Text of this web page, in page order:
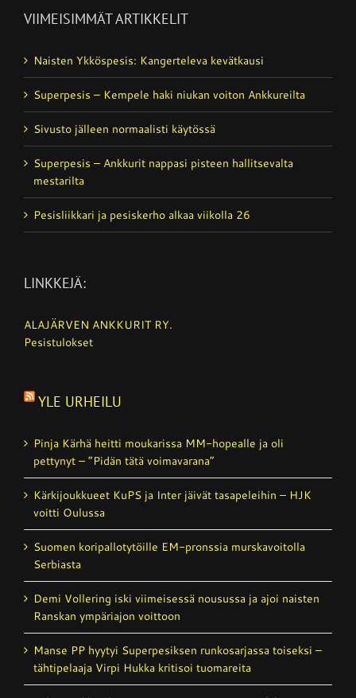
VIIMEISIMMÄT ARTIKKELIT
Naisten Ykköspesis: Kangerteleva kevätkausi
Superpesis – Kempele haki niukan voiton Ankkureilta
Sivusto jälleen normaalisti käytössä
Superpesis – Ankkurit nappasi pisteen hallitsevalta
mestarilta
Pesisliikkari ja pesiskerho alkaa viikolla 26
LINKKEJÄ:
ALAJÄRVEN ANKKURIT RY.
Pesistulokset
YLE URHEILU
Pinja Kärhä heitti moukarissa MM-hopealle ja oli
pettynyt – ”Pidän tätä voimavarana”
Kärkijoukkueet KuPS ja Inter jäivät tasapeleihin – HJK
voitti Oulussa
Suomen koripallotytöille EM-pronssia murskavoitolla
Serbiasta
Demi Vollering iski viimeisessä nousussa ja ajoi naisten
Ranskan ympäriajon voittoon
Manse PP hyytyi Superpesiksen runkosarjassa toiseksi –
tähtipelaaja Virpi Hukka kritisoi tuomareita